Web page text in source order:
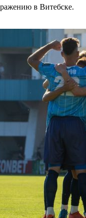
в Витебске.